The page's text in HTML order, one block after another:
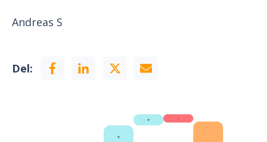
Andreas S
Del: